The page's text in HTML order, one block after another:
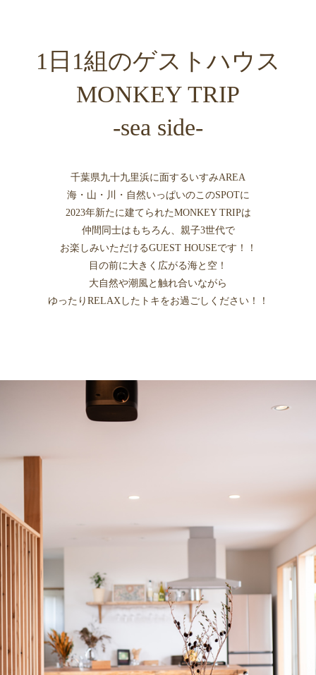
1日1組のゲストハウス
MONKEY TRIP
-sea side-
千葉県九十九里浜に面するいすみAREA
海・山・川・自然いっぱいのこのSPOTに
2023年新たに建てられたMONKEY TRIPは
仲間同士はもちろん、親子3世代で
お楽しみいただけるGUEST HOUSEです！！
目の前に大きく広がる海と空！
大自然や潮風と触れ合いながら
ゆったりRELAXしたトキをお過ごしください！！